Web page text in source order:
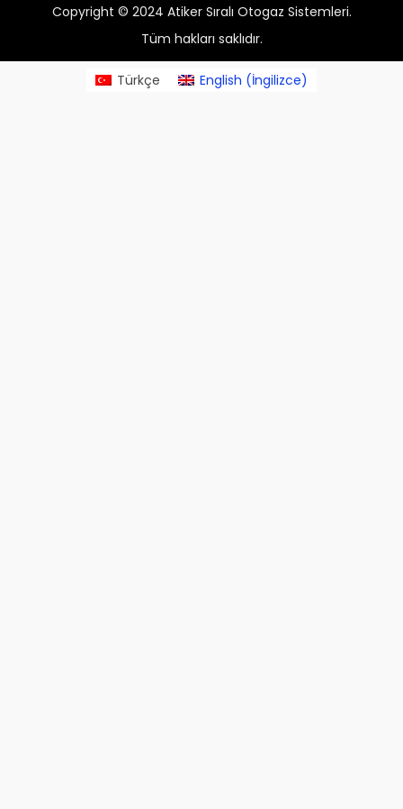
Copyright © 2024 Atiker Sıralı Otogaz Sistemleri.
Tüm hakları saklıdır.
Türkçe English (İngilizce)